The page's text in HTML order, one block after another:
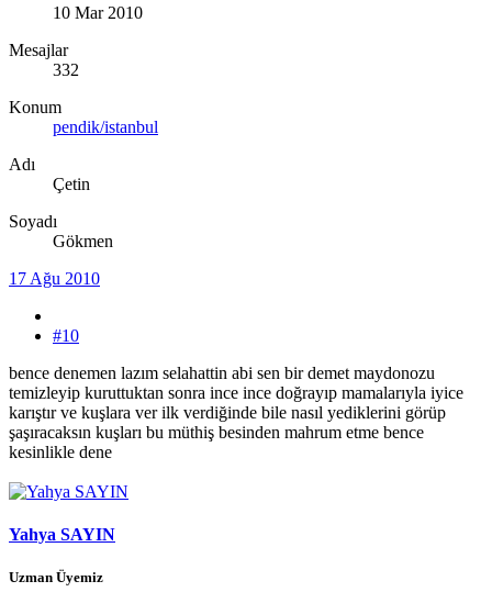
10 Mar 2010
Mesajlar
332
Konum
pendik/istanbul
Adı
Çetin
Soyadı
Gökmen
17 Ağu 2010
#10
bence denemen lazım selahattin abi sen bir demet maydonozu
temizleyip kuruttuktan sonra ince ince doğrayıp mamalarıyla iyice
karıştır ve kuşlara ver ilk verdiğinde bile nasıl yediklerini görüp
şaşıracaksın kuşları bu müthiş besinden mahrum etme bence
kesinlikle dene
Yahya SAYIN
Uzman Üyemiz